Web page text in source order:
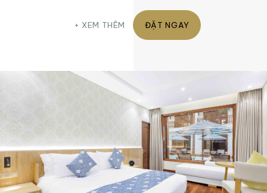
XEM THÊM ĐẶT NGAY